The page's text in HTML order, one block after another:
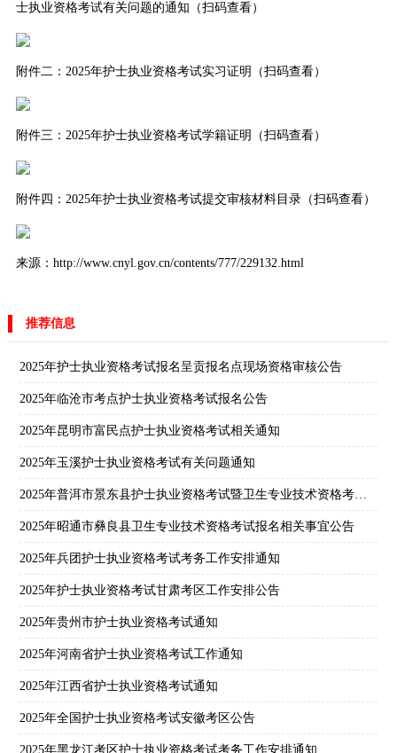
士执业资格考试有关问题的通知（扫码查看）
附件二：2025年护士执业资格考试实习证明（扫码查看）
附件三：2025年护士执业资格考试学籍证明（扫码查看）
附件四：2025年护士执业资格考试提交审核材料目录（扫码查看）
来源：http://www.cnyl.gov.cn/contents/777/229132.html
推荐信息
2025年护士执业资格考试报名呈贡报名点现场资格审核公告
2025年临沧市考点护士执业资格考试报名公告
2025年昆明市富民点护士执业资格考试相关通知
2025年玉溪护士执业资格考试有关问题通知
2025年普洱市景东县护士执业资格考试暨卫生专业技术资格考试报名公告
2025年昭通市彝良县卫生专业技术资格考试报名相关事宜公告
2025年兵团护士执业资格考试考务工作安排通知
2025年护士执业资格考试甘肃考区工作安排公告
2025年贵州市护士执业资格考试通知
2025年河南省护士执业资格考试工作通知
2025年江西省护士执业资格考试通知
2025年全国护士执业资格考试安徽考区公告
2025年黑龙江考区护士执业资格考试考务工作安排通知